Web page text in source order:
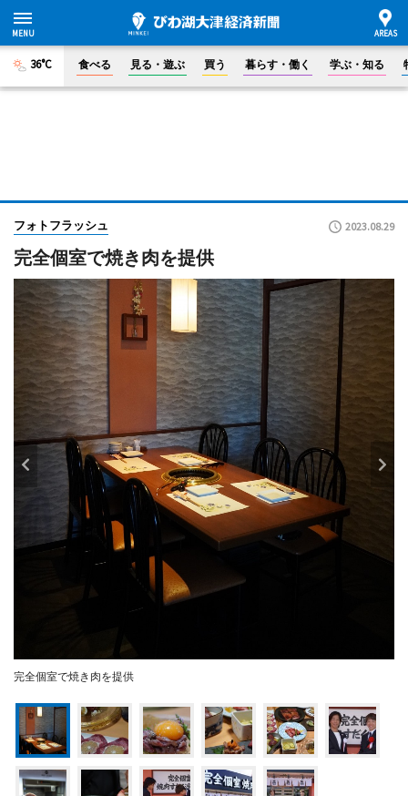
36°C 食べる 見る・遊ぶ 買う 暮らす・働く 学ぶ・知る
フォトフラッシュ 2023.08.29
完全個室で焼き肉を提供
完全個室で焼き肉を提供